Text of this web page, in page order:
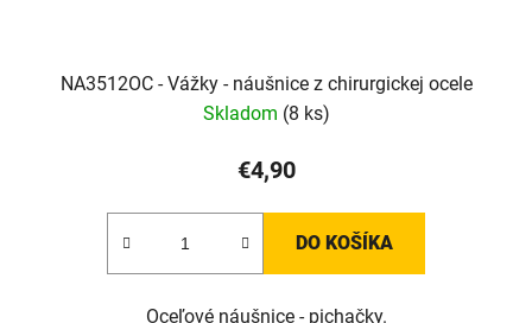
NA3512OC - Vážky - náušnice z chirurgickej ocele
Skladom (8 ks)
€4,90
DO KOŠÍKA
Oceľové náušnice - pichačky.